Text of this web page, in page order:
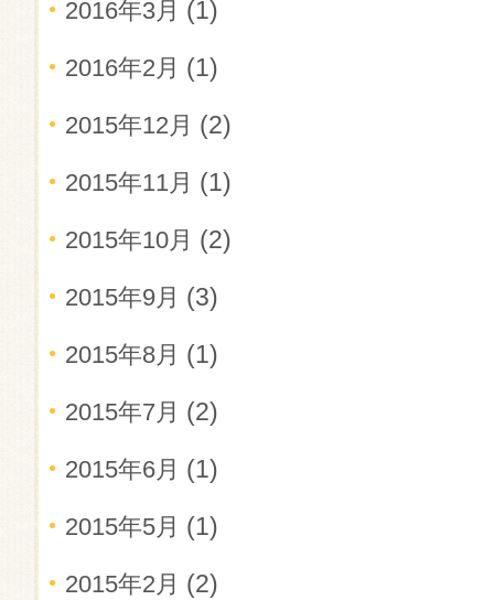
2016年3月 (1)
2016年2月 (1)
2015年12月 (2)
2015年11月 (1)
2015年10月 (2)
2015年9月 (3)
2015年8月 (1)
2015年7月 (2)
2015年6月 (1)
2015年5月 (1)
2015年2月 (2)